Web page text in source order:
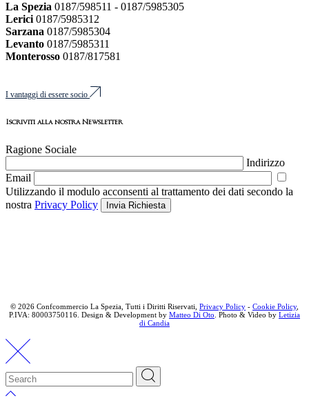
La Spezia 0187/598511 - 0187/5985305
Lerici 0187/5985312
Sarzana 0187/5985304
Levanto 0187/5985311
Monterosso 0187/817581
I vantaggi di essere socio
Iscriviti alla nostra Newsletter
Ragione Sociale
Indirizzo
Email
Utilizzando il modulo acconsenti al trattamento dei dati secondo la
nostra Privacy Policy Invia Richiesta
© 2026 Confcommercio La Spezia, Tutti i Diritti Riservati, Privacy Policy - Cookie Policy,
P.IVA: 80003750116. Design & Development by Matteo Di Oto . Photo & Video by Letizia
di Candia